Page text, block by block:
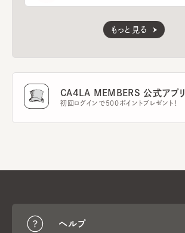
もっと見る
CA4LA MEMBERS 公式アプリ
初回ログインで500ポイントプレゼント！
ヘルプ